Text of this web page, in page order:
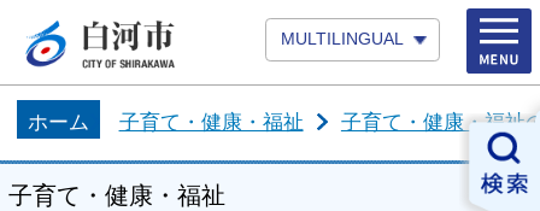
MULTILINGUAL
ホーム 子育て・健康・福祉 子育て・健康・福祉
子育て・健康・福祉